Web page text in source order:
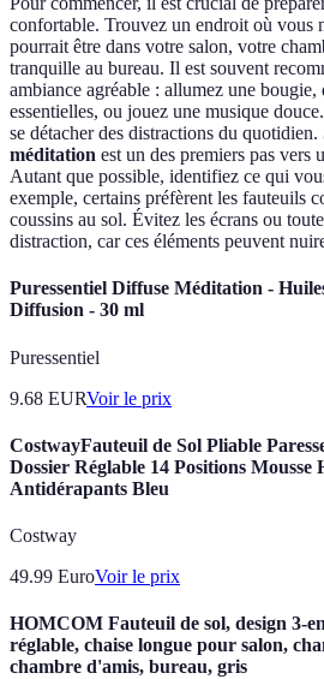
confortable. Trouvez un endroit où vous
pourrait être dans votre salon, votre
tranquille au bureau. Il est souvent
ambiance agréable : allumez une
essentielles, ou jouez une musique
se détacher des distractions du quotidien.
méditation est un des premiers pas vers
Autant que possible, identifiez ce qui
exemple, certains préfèrent les fauteuils
coussins au sol. Évitez les écrans ou
distraction, car ces éléments peuvent
Puressentiel Diffuse Méditation -
Diffusion - 30 ml
Puressentiel
9.68 EURVoir le prix
CostwayFauteuil de Sol Pliable
Dossier Réglable 14 Positions Mousse
Antidérapants Bleu
Costway
49.99 EuroVoir le prix
HOMCOM Fauteuil de sol, design 3-
réglable, chaise longue pour salon,
chambre d'amis, bureau, gris